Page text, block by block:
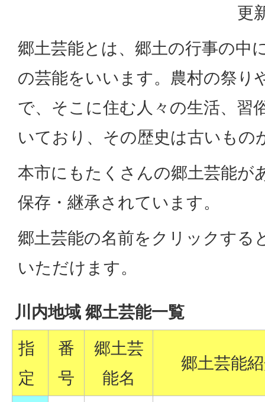
更
郷土芸能とは、郷土の行事の中
の芸能をいいます。農村の祭り
で、そこに住む人々の生活、習
いており、その歴史は古いもの
本市にもたくさんの郷土芸能が
保存・継承されています。
郷土芸能の名前をクリックする
いただけます。
川内地域 郷土芸能一覧
指
定
番
号
郷土芸
能名
郷土芸能